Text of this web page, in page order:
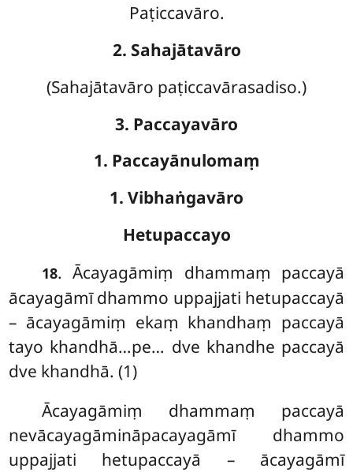
Paṭiccavāro.
2. Sahajātavāro
(Sahajātavāro paṭiccavārasadiso.)
3. Paccayavāro
1. Paccayānulomaṃ
1. Vibhaṅgavāro
Hetupaccayo
18. Ācayagāmiṃ dhammaṃ paccayā
ācayagāmī dhammo uppajjati hetupaccayā
– ācayagāmiṃ ekaṃ khandhaṃ paccayā
tayo khandhā…pe… dve khandhe paccayā
dve khandhā. (1)
Ācayagāmiṃ dhammaṃ paccayā
nevācayagāmināpacayagāmī dhammo
uppajjati hetupaccayā – ācayagāmī